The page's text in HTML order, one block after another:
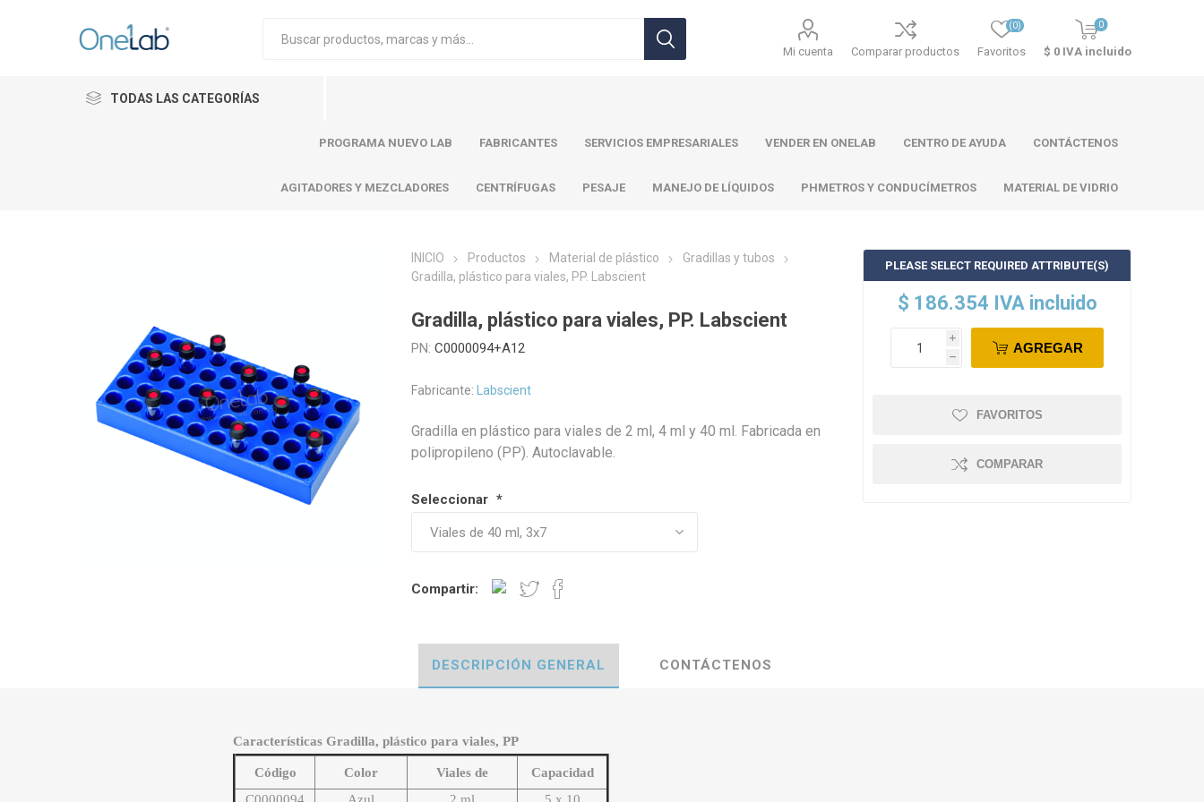
Mi cuenta Comparar productos Favoritos
(0) 0
$ 0 IVA incluido
TODAS LAS CATEGORÍAS
PROGRAMA NUEVO LAB FABRICANTES
Atago
Thermo
Scientific
SERVICIOS EMPRESARIALES VENDER EN ONELAB CENTRO DE AYUDA CONTÁCTENOS
AGITADORES Y MEZCLADORES CENTRÍFUGAS PESAJE MANEJO DE LÍQUIDOS PHMETROS Y CONDUCÍMETROS MATERIAL DE VIDRIO
INICIO Productos Material de plástico
Gradillas y tubos
Gradilla, plástico para viales, PP. Labscient
Gradilla, plástico para viales, PP. Labscient
PN: C0000094+A12
Fabricante: Labscient
Gradilla en plástico para viales de 2 ml, 4 ml y 40 ml. Fabricada en
polipropileno (PP). Autoclavable.
Seleccionar *
Compartir:
PLEASE SELECT REQUIRED ATTRIBUTE(S)
$ 186.354 IVA incluido
i
h
AGREGAR
FAVORITOS
COMPARAR
DESCRIPCIÓN GENERAL CONTÁCTENOS
Características Gradilla, plástico para viales, PP
Código Color Viales de
Capacidad